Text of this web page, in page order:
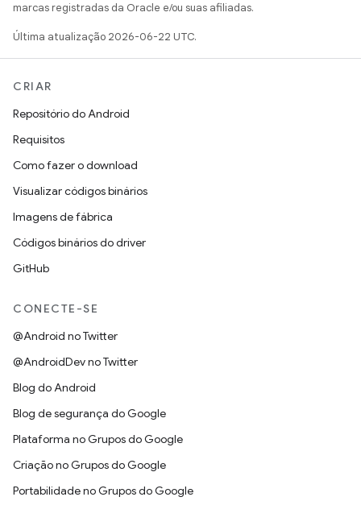
marcas registradas da Oracle e/ou suas afiliadas.
Última atualização 2026-06-22 UTC.
CRIAR
Repositório do Android
Requisitos
Como fazer o download
Visualizar códigos binários
Imagens de fábrica
Códigos binários do driver
GitHub
CONECTE-SE
@Android no Twitter
@AndroidDev no Twitter
Blog do Android
Blog de segurança do Google
Plataforma no Grupos do Google
Criação no Grupos do Google
Portabilidade no Grupos do Google